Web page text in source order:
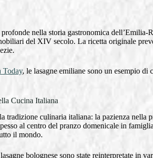
nella storia gastronomica dell’Emilia-
del XIV secolo. La ricetta originale
Today, le lasagne emiliane sono un esempio di
Cucina Italiana
tradizione culinaria italiana: la pazienza nella
al centro del pranzo domenicale in
il mondo.
bolognese sono state reinterpretate in